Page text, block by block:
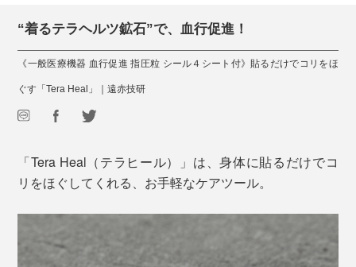
“着るテラヘルツ鉱石”で、血行促進！
《一般医療機器 血行促進 指圧粒 シール４シート付》貼るだけでコリをほ
ぐす「Tera Heal」｜遠赤技研
「Tera Heal（テラヒール）」は、身体に貼るだけでコ
リをほぐしてくれる、お手軽なケアツール。